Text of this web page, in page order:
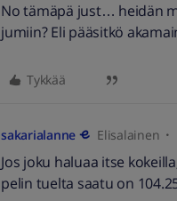
No tämäpä just… heidän
jumiin? Eli pääsitkö
Tykkää
sakarialanne Elisalainen
Jos joku haluaa itse
pelin tuelta saatu on